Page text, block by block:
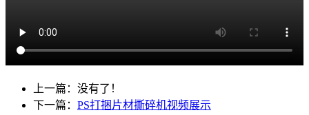
上一篇：没有了！
下一篇： PS打捆片材撕碎机视频展示